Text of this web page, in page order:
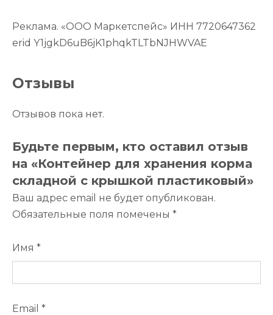
Реклама. «ООО Маркетспейс» ИНН 7720647362
erid Y1jgkD6uB6jK1phqkTLTbNJHWVAE
Отзывы
Отзывов пока нет.
Будьте первым, кто оставил отзыв
на «Контейнер для хранения корма
складной с крышкой пластиковый»
Ваш адрес email не будет опубликован.
Обязательные поля помечены *
Имя *
Email *